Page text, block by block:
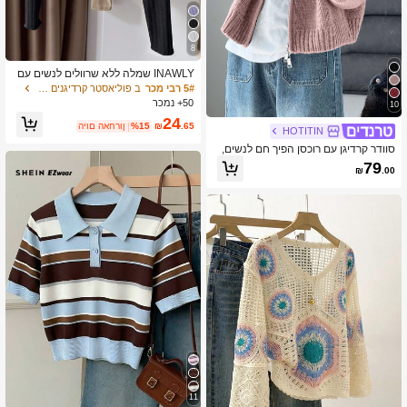
10
HOTITIN
סוודר קרדיגן עם רוכסן הפיך חם לנשים,
עונת סתיו/חורף, חזרה לבית הספר, סגנון
יומיומי ₪79.00
8
INAWLY שמלה ללא שרוולים לנשים עם
צעיף סרוג כיסוי-אפ
5# רבי מכר
50+ נמכר
₪24.65
%15 היום האחרון
11